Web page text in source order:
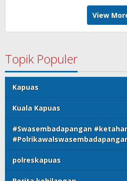
View
Topik Populer
Kapuas
Kuala Kapuas
#Swasembadapangan
polreskapuas